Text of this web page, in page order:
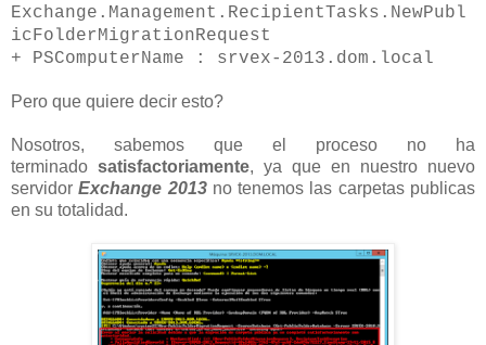
Exchange.Management.RecipientTasks.NewPubl
icFolderMigrationRequest
+ PSComputerName : srvex-2013.dom.local
Pero que quiere decir esto?
Nosotros, sabemos que el proceso no ha
terminado satisfactoriamente, ya que en nuestro nuevo
servidorExchange 2013no tenemos las carpetas publicas
en su totalidad.